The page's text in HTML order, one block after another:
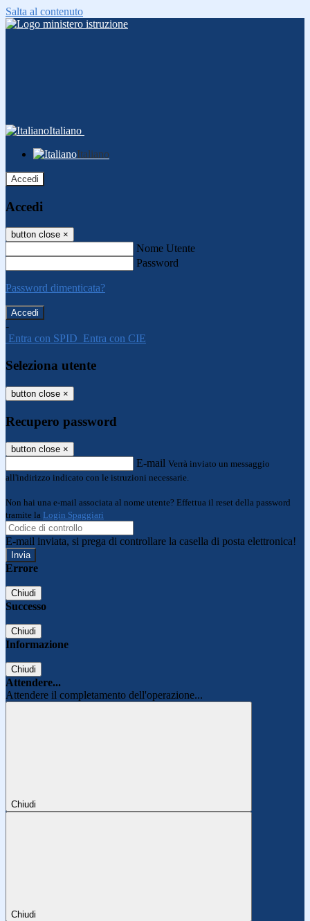
Salta al contenuto
Italiano
Italiano
Accedi
Accedi
button close ×
Nome Utente
Password
Password dimenticata?
-
Entra con SPID Entra con CIE
Seleziona utente
button close ×
Recupero password
button close ×
E-mail Verrà inviato un messaggio
all'indirizzo indicato con le istruzioni necessarie.
Non hai una e-mail associata al nome utente? Effettua il reset della password
tramite la Login Spaggiari
E-mail inviata, si prega di controllare la casella di posta elettronica!
Errore
Chiudi
Successo
Chiudi
Informazione
Chiudi
Attendere...
Attendere il completamento dell'operazione...
Chiudi
Chiudi